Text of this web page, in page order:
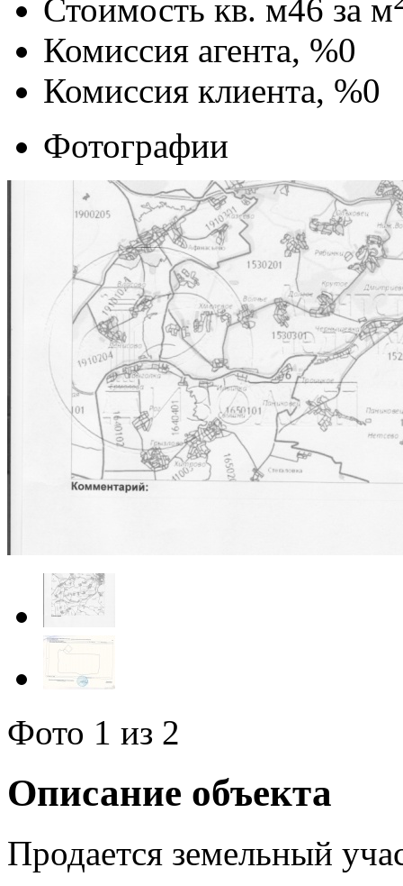
Стоимость кв. м46 за м
Комиссия агента, %0
Комиссия клиента, %0
Фотографии
Фото 1 из 2
Описание объекта
Продается земельный